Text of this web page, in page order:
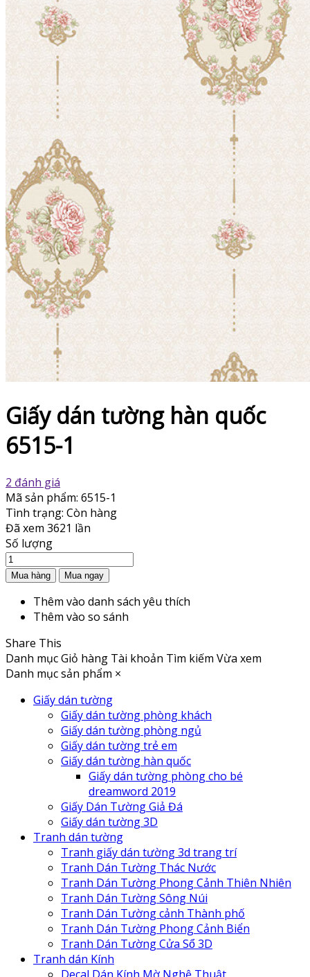
Giấy dán tường hàn quốc
6515-1
2 đánh giá
Mã sản phẩm: 6515-1
Tình trạng: Còn hàng
Đã xem 3621 lần
Số lượng
Thêm vào danh sách yêu thích
Thêm vào so sánh
Share This
Danh mụcGiỏ hàng Tài khoản Tìm kiếm Vừa xem
Danh mục sản phẩm ×
Giấy dán tường
Giấy dán tường phòng khách
Giấy dán tường phòng ngủ
Giấy dán tường trẻ em
Giấy dán tường hàn quốc
Giấy dán tường phòng cho bé
dreamword 2019
Giấy Dán Tường Giả Đá
Giấy dán tường 3D
Tranh dán tường
Tranh giấy dán tường 3d trang trí
Tranh Dán Tường Thác Nước
Tranh Dán Tường Phong Cảnh Thiên Nhiên
Tranh Dán Tường Sông Núi
Tranh Dán Tường cảnh Thành phố
Tranh Dán Tường Phong Cảnh Biển
Tranh Dán Tường Cửa Sổ 3D
Tranh dán Kính